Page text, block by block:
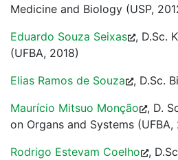
Medicine and Biology (USP,
Eduardo Souza Seixas , D.Sc.
(UFBA, 2018)
Elias Ramos de Souza
, D.Sc.
Maurício Mitsuo Monção
, D.
on Organs and Systems
Rodrigo Estevam Coelho
,